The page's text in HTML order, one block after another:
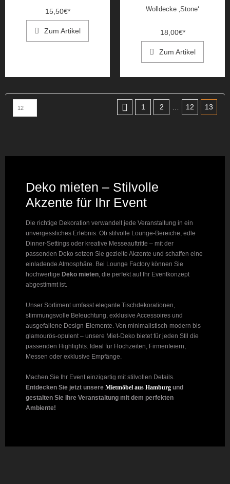
15,50€*
Zum Artikel
Wolldecke ‚Stone‘
18,00€*
Zum Artikel
1 2 12 13
Deko mieten – Stilvolle
Akzente für Ihr Event
Die richtige Dekoration verwandelt jede Veranstaltung in ein
unvergessliches Erlebnis. Ob stilvolle Lounge-Bereiche, edle
Dinner-Settings oder kreative Messeauftritte – mit der
passenden Deko setzen Sie gezielte Akzente und schaffen eine
einladende Atmosphäre. Bei Lounge Factory können Sie
hochwertige Deko mieten, die perfekt auf Ihr Eventkonzept
abgestimmt ist.
Unser Sortiment umfasst elegante Tischdekorationen,
stimmungsvolle Beleuchtung, exklusive Accessoires und
ausgefallene Design-Elemente. Von minimalistisch-modern bis
glamourös-opulent – unsere Miet-Deko bietet für jeden Stil die
passenden Highlights. Ideal für Hochzeiten, Firmenfeiern,
Messen oder exklusive Empfänge.
Machen Sie Ihr Event einzigartig mit stilvollen Details.
Entdecken Sie jetzt unsere Mietmöbel aus Hamburg und
gestalten Sie Ihre Veranstaltung mit dem perfekten
Ambiente!